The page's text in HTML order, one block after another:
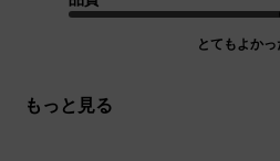
とてもよかっ
もっと見る